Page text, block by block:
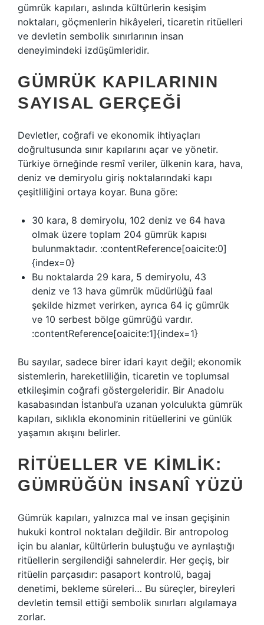
gümrük kapıları, aslında kültürlerin kesişim
noktaları, göçmenlerin hikâyeleri, ticaretin ritüelleri
ve devletin sembolik sınırlarının insan
deneyimindeki izdüşümleridir.
GÜMRÜK KAPILARININ
SAYISAL GERÇEĞI
Devletler, coğrafi ve ekonomik ihtiyaçları
doğrultusunda sınır kapılarını açar ve yönetir.
Türkiye örneğinde resmî veriler, ülkenin kara, hava,
deniz ve demiryolu giriş noktalarındaki kapı
çeşitliliğini ortaya koyar. Buna göre:
30 kara, 8 demiryolu, 102 deniz ve 64 hava
olmak üzere toplam 204 gümrük kapısı
bulunmaktadır. :contentReference[oaicite:0]
{index=0}
Bu noktalarda 29 kara, 5 demiryolu, 43
deniz ve 13 hava gümrük müdürlüğü faal
şekilde hizmet verirken, ayrıca 64 iç gümrük
ve 10 serbest bölge gümrüğü vardır.
:contentReference[oaicite:1]{index=1}
Bu sayılar, sadece birer idari kayıt değil; ekonomik
sistemlerin, hareketliliğin, ticaretin ve toplumsal
etkileşimin coğrafi göstergeleridir. Bir Anadolu
kasabasından İstanbul’a uzanan yolculukta gümrük
kapıları, sıklıkla ekonominin ritüellerini ve günlük
yaşamın akışını belirler.
RITÜELLER VE KIMLIK:
GÜMRÜĞÜN İNSANÎ YÜZÜ
Gümrük kapıları, yalnızca mal ve insan geçişinin
hukuki kontrol noktaları değildir. Bir antropolog
için bu alanlar, kültürlerin buluştuğu ve ayrılaştığı
ritüellerin sergilendiği sahnelerdir. Her geçiş, bir
ritüelin parçasıdır: pasaport kontrolü, bagaj
denetimi, bekleme süreleri… Bu süreçler, bireyleri
devletin temsil ettiği sembolik sınırları algılamaya
zorlar.